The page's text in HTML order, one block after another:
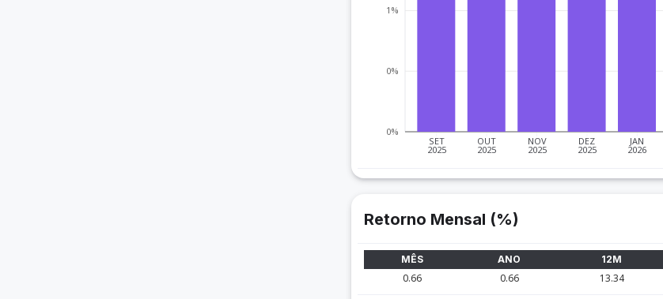
SET
2025
OUT
2025
NOV
2025
DEZ
2025
JAN
2026
0%
0%
1%
Retorno Mensal (%)
MÊS ANO 12M
0.66 0.66 13.34